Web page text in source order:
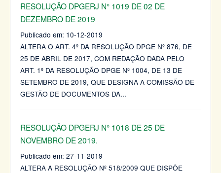
RESOLUÇÃO DPGERJ N° 1019 DE 02 DE
DEZEMBRO DE 2019
Publicado em: 10-12-2019
ALTERA O ART. 4º DA RESOLUÇÃO DPGE Nº 876, DE
25 DE ABRIL DE 2017, COM REDAÇÃO DADA PELO
ART. 1º DA RESOLUÇÃO DPGE Nº 1004, DE 13 DE
SETEMBRO DE 2019, QUE DESIGNA A COMISSÃO DE
GESTÃO DE DOCUMENTOS DA...
RESOLUÇÃO DPGERJ N° 1018 DE 25 DE
NOVEMBRO DE 2019.
Publicado em: 27-11-2019
ALTERA A RESOLUÇÃO Nº 518/2009 QUE DISPÕE